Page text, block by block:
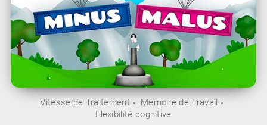
Vitesse de Traitement
Mémoire de Travail
Flexibilité cognitive